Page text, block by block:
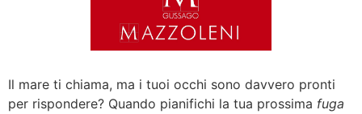
Il mare ti chiama, ma i tuoi occhi sono davvero pronti
per rispondere? Quando pianifichi la tua prossima fuga